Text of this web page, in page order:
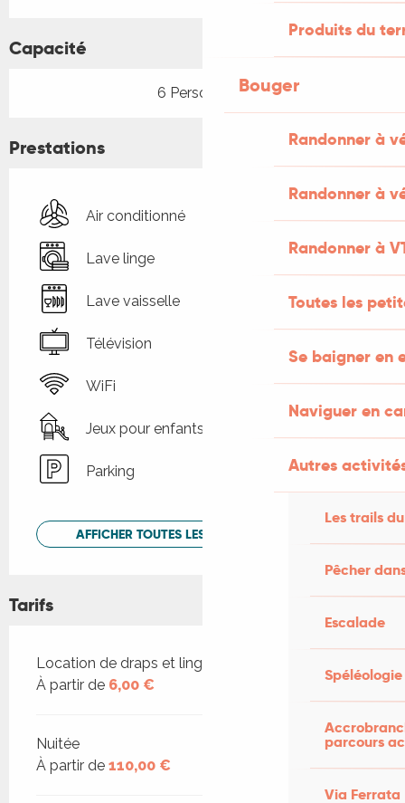
Produits du
Bouger
Randonner à
Randonner à
Randonner à
Toutes les
Se baigner en
Naviguer en
Autres
Les trails
Pêcher
Escalade
Spéléologie
parcours
Via Ferrata
Capacité
6 Personne(s)
Prestations
Air conditionné
Lave linge
Lave vaisselle
Télévision
WiFi
Jeux pour enfants / Espace jeux
Parking
AFFICHER TOUTES LES PRESTATIONS
Tarifs
Tarifs 2026
Location de draps et linge de maison
À partir de 6,00 €
Nuitée
À partir de 110,00 €